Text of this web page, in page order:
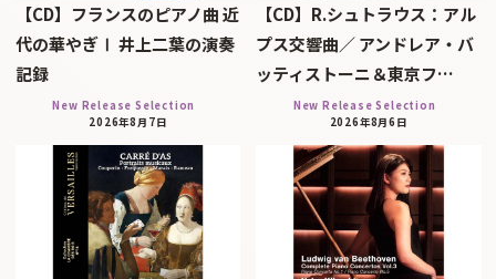
【CD】フランスのピアノ曲 近
代の華やぎⅠ 井上二葉の演奏
記録
New Release Selection
2026年8月7日
【CD】R.シュトラウス：アル
プス交響曲／ アンドレア・バ
ッティストーニ＆東京フ…
New Release Selection
2026年8月6日